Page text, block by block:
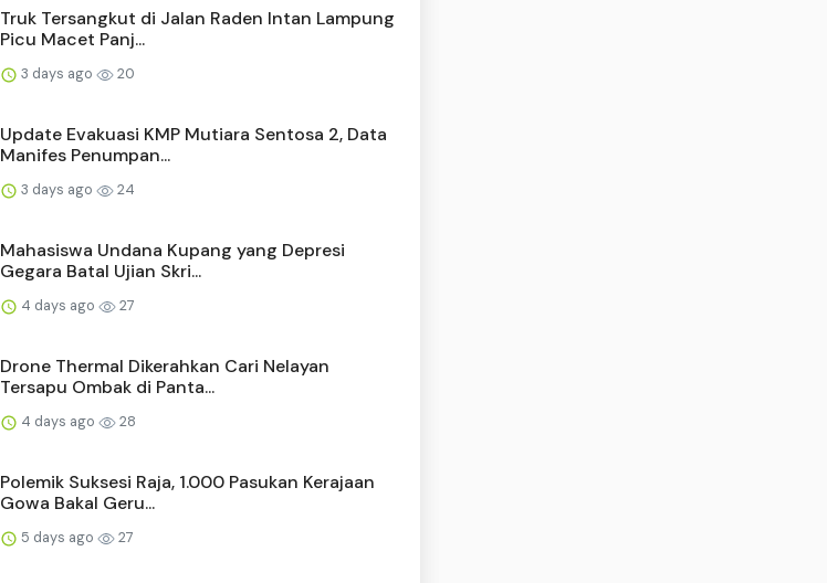
Truk Tersangkut di Jalan Raden Intan Lampung
Picu Macet Panj...
3 days ago 20
Update Evakuasi KMP Mutiara Sentosa 2, Data
Manifes Penumpan...
3 days ago 24
Mahasiswa Undana Kupang yang Depresi
Gegara Batal Ujian Skri...
4 days ago 27
Drone Thermal Dikerahkan Cari Nelayan
Tersapu Ombak di Panta...
4 days ago 28
Polemik Suksesi Raja, 1.000 Pasukan Kerajaan
Gowa Bakal Geru...
5 days ago 27